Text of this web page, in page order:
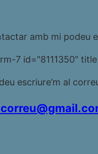
amb mi podeu
7 id="8111350"
escriure’m al